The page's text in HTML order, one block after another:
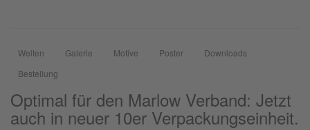
Welten Galerie Motive Poster
Downloads
Bestellung
Optimal für den Marlow Verband: Jetzt
auch in neuer 10er Verpackungseinheit.